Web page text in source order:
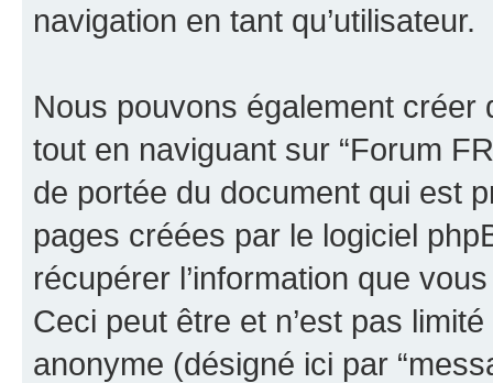
navigation en tant qu’utilisateur.
Nous pouvons également
tout en naviguant sur “Forum
de portée du document qui est
pages créées par le logiciel
récupérer l’information que
Ceci peut être et n’est pas
anonyme (désigné ici par